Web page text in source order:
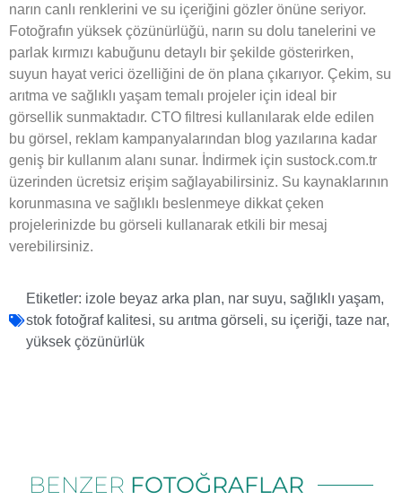
narın canlı renklerini ve su içeriğini gözler önüne seriyor.
Fotoğrafın yüksek çözünürlüğü, narın su dolu tanelerini ve
parlak kırmızı kabuğunu detaylı bir şekilde gösterirken,
suyun hayat verici özelliğini de ön plana çıkarıyor. Çekim, su
arıtma ve sağlıklı yaşam temalı projeler için ideal bir
görsellik sunmaktadır. CTO filtresi kullanılarak elde edilen
bu görsel, reklam kampanyalarından blog yazılarına kadar
geniş bir kullanım alanı sunar. İndirmek için sustock.com.tr
üzerinden ücretsiz erişim sağlayabilirsiniz. Su kaynaklarının
korunmasına ve sağlıklı beslenmeye dikkat çeken
projelerinizde bu görseli kullanarak etkili bir mesaj
verebilirsiniz.
Etiketler: izole beyaz arka plan, nar suyu, sağlıklı yaşam,
stok fotoğraf kalitesi, su arıtma görseli, su içeriği, taze nar,
yüksek çözünürlük
BENZER FOTOĞRAFLAR